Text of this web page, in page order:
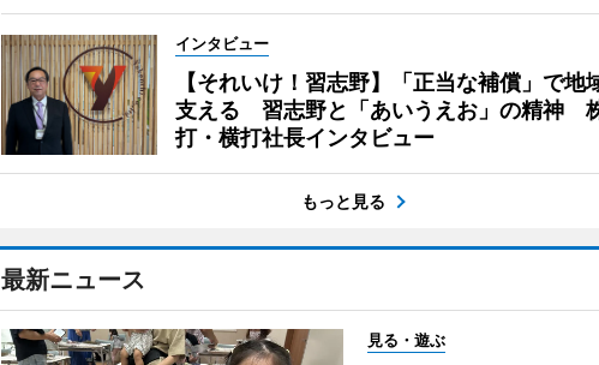
インタビュー
【それいけ！習志野】「正当な補償」で地
支える 習志野と「あいうえお」の精神
打・横打社長インタビュー
もっと見る
最新ニュース
見る・遊ぶ